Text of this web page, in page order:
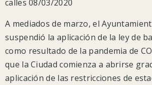
calles 08/03/2020
A mediados de marzo, el
suspendió la aplicación de la ley de
como resultado de la pandemia de
que la Ciudad comienza a abrirse
aplicación de las restricciones de
de
protección
contra
el
coronavirus
cubrirse
la
cara
al
salir
cubrirse
la
cara
al
salir